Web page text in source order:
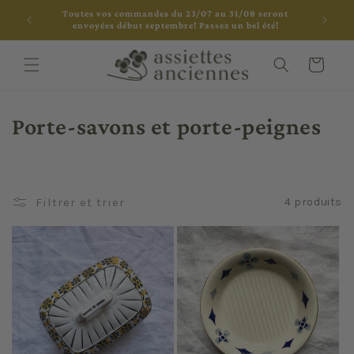
passer Toutes vos commandes du 23/07 au 31/08 seront
envoyées début septembre! Passez un bel été!
Panier
C
i
Porte-savons et porte-peignes
Filtrer et trier 4 produits